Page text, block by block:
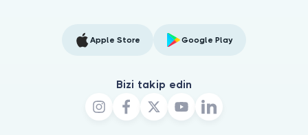
Apple Store Google Play
Bizi takip edin